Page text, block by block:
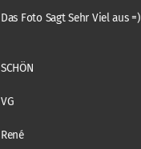
Das Foto Sagt Sehr Viel aus =)
SCHÖN
VG
René